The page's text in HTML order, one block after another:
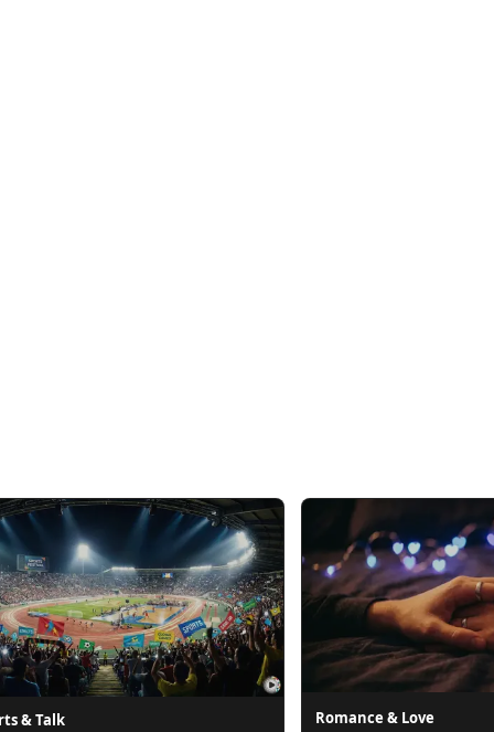
& Talk Romance & Love